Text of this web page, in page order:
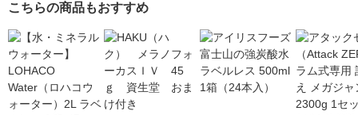
こちらの商品もおすすめ